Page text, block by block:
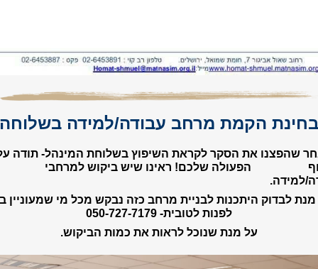
בחינת הקמת מרחב עבודה/למידה בשלוחה
שהפצנו את הסקר לקראת השיפוץ בשלוחת המינהל- תודה
הפעולה שלכם! ראינו שיש ביקוש למרחבי
למידה.
לבדוק היתכנות לבניית מרחב כזה נבקש מכל מי שמעוניין
לפנות לטובית- 050-727-7179
על מנת שנוכל לראות את כמות הביקוש.